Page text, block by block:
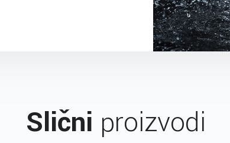
Slični proizvodi